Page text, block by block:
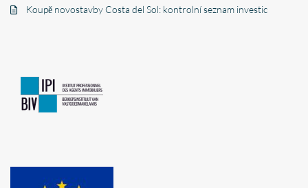
Koupě novostavby Costa del Sol: kontrolní seznam investic